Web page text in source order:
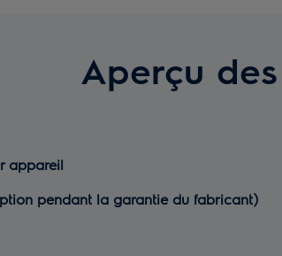
Aperçu
appareil
pendant la garantie du fabricant)